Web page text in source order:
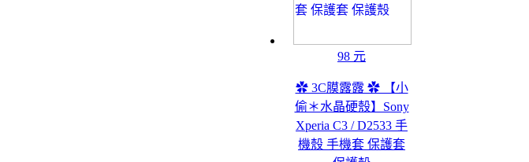
98 元
✿ 3C膜露露 ✿ 【小
偷＊水晶硬殼】Sony
Xperia C3 / D2533 手
機殼 手機套 保護套